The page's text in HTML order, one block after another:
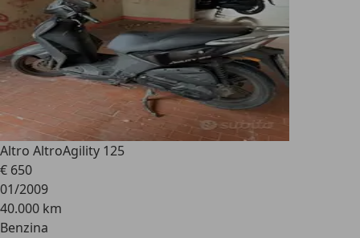
Altro AltroAgility 125
€ 650
01/2009
40.000 km
Benzina